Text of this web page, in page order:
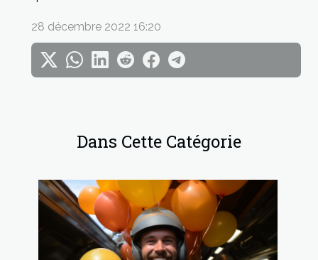
Dans Cette Catégorie
28 décembre 2022 16:20